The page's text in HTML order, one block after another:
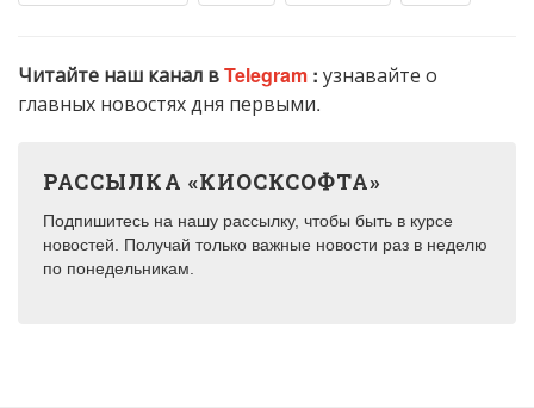
Читайте наш канал вTelegram : узнавайте о
главных новостях дня первыми.
РАССЫЛКА «КИОСКСОФТА»
Подпишитесь на нашу рассылку, чтобы быть в курсе
новостей. Получай только важные новости раз в неделю
по понедельникам.